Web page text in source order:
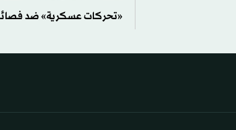
«تحركات عسكرية» ضد